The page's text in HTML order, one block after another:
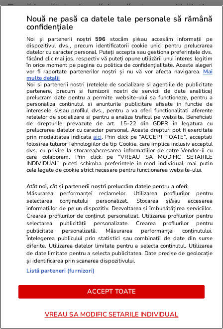
După jumătate de oră, i-a văzut pe acei băieți
cu încă alți trei că îl căutau. „Mă gândeam că
ăsta a fost norocul meu și că în seara aia se
putea întâmpla ceva super nasol. Asta a fost
prima experiență nașpa pe care am simțit-o, că
aș fi putut să fiu jefuit sau să se întâmple ceva.”,
explică Denis.
Dimineața a ajutat-o pe acea femeie să își
așeze scaunele pe terasă pentru a-i răsplăti
bunătatea, i-a mulțumit din suflet și a plecat
mai departe.
După această experiență, Denis a mai pedalat
undeva la 500 de kilometri până a ajuns în
deșertul Sechura, care începe din zona Ica din
Peru.
Nouă ne pasă ca datele tale personale să rămână
confidențiale
Noi și partenerii noștri 596 stocăm și/sau accesăm informații pe
dispozitivul dvs., precum identificatorii cookie unici pentru prelucrarea
datelor cu caracter personal. Puteți accepta sau gestiona preferințele dvs.
făcând clic mai jos, respectiv vă puteți opune utilizării unui interes legitim
în orice moment pe pagina cu politica de confidențialitate. Aceste alegeri
vor fi raportate partenerilor noștri și nu vă vor afecta navigarea. Mai
multe detalii
Noi si partenerii nostri (retelele de socializare si agentiile de publicitate
partenere, precum si furnizorii nostri de servicii de date analitice)
prelucram date pentru a permite website-ului sa functioneze, pentru a
personaliza continutul si anunturile publicitare afisate in functie de
interesele si/sau profilul dvs., pentru a va oferi functionalitati aferente
retelelor de socializare si pentru a analiza traficul pe website. Beneficiati
de drepturile prevazute de art. 15-22 din GDPR in legatura cu
prelucrarea datelor cu caracter personal. Aceste drepturi pot fi exercitate
prin modalitatea indicataaici. Prin click pe “ACCEPT TOATE”, acceptati
folosirea tuturor Tehnologiilor de tip Cookie, care implica inclusiv acceptul
dvs. cu privire la stocarea/accesarea informatiilor de catre Vendor-ii cu
care colaboram. Prin click pe “VREAU SA MODIFIC SETARILE
INDIVIDUAL” puteti schimba preferintele in mod individual, mai putin
cele legate de cookie strict necesare pentru functionarea website-ului.
Atât noi, cât și partenerii noștri prelucrăm datele pentru a oferi:
Măsurarea performanței reclamelor. Utilizarea profilurilor pentru
selectarea conținutului personalizat. Stocarea și/sau accesarea
informațiilor de pe un dispozitiv. Dezvoltarea și îmbunătățirea serviciilor.
Crearea profilurilor de conținut personalizat. Utilizarea profilurilor pentru
selectarea publicității personalizate. Crearea profilurilor pentru
publicitate personalizată. Măsurarea performanței conținutului.
Înțelegerea publicului prin statistici sau combinații de date din surse
diferite. Utilizarea datelor limitate pentru a selecta conținutul. Utilizarea
de date limitate pentru a selecta publicitatea. Date precise de geolocație
și identificarea prin scanarea dispozitivului.
Listă parteneri (furnizori)
ACCEPT TOATE
VREAU SA MODIFIC SETARILE INDIVIDUAL